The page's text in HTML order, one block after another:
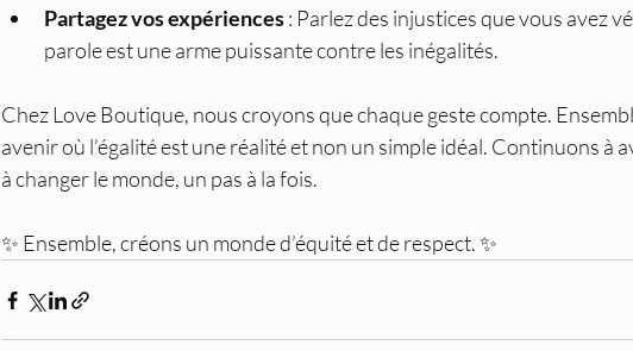
Partagez vos expériences : Parlez des injustices que vous avez
parole est une arme puissante contre les inégalités.
Chez Love Boutique, nous croyons que chaque geste compte.
avenir où l’égalité est une réalité et non un simple idéal. Continuons à
à changer le monde, un pas à la fois.
✨ Ensemble, créons un monde d’équité et de respect. ✨